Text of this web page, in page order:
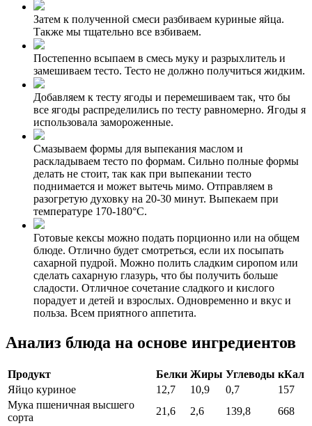
Затем к полученной смеси разбиваем куриные яйца.
Также мы тщательно все взбиваем.
Постепенно всыпаем в смесь муку и разрыхлитель и
замешиваем тесто. Тесто не должно получиться жидким.
Добавляем к тесту ягоды и перемешиваем так, что бы
все ягоды распределились по тесту равномерно. Ягоды я
использовала замороженные.
Смазываем формы для выпекания маслом и
раскладываем тесто по формам. Сильно полные формы
делать не стоит, так как при выпекании тесто
поднимается и может вытечь мимо. Отправляем в
разогретую духовку на 20-30 минут. Выпекаем при
температуре 170-180°С.
Готовые кексы можно подать порционно или на общем
блюде. Отлично будет смотреться, если их посыпать
сахарной пудрой. Можно полить сладким сиропом или
сделать сахарную глазурь, что бы получить больше
сладости. Отличное сочетание сладкого и кислого
порадует и детей и взрослых. Одновременно и вкус и
польза. Всем приятного аппетита.
Анализ блюда на основе ингредиентов
Продукт Белки Жиры Углеводы кКал
Яйцо куриное
12,7 10,9 0,7
157
Мука пшеничная высшего
сорта
21,6 2,6 139,8
668